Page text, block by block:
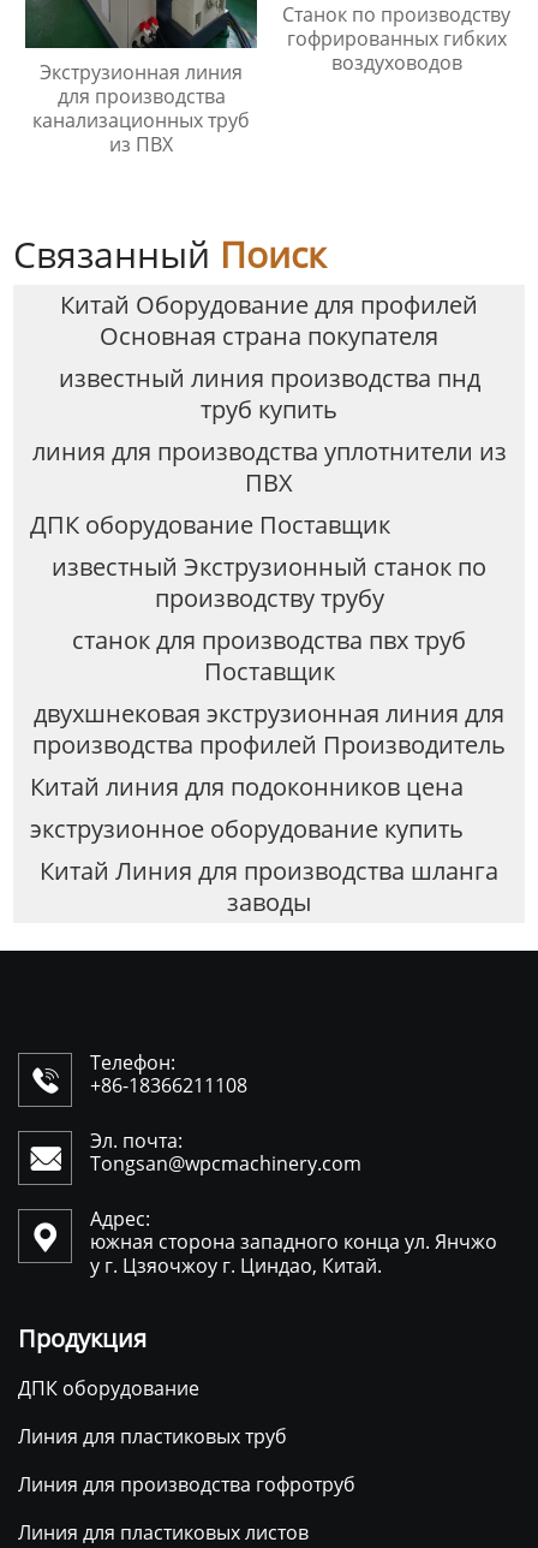
Экструзионная линия
для производства
канализационных труб
из ПВХ
Станок по производству
гофрированных гибких
воздуховодов
Связанный Поиск
Китай Оборудование для профилей
Основная страна покупателя
известный линия производства пнд
труб купить
линия для производства уплотнители из
ПВХ
ДПК оборудование Поставщик
известный Экструзионный станок по
производству трубу
станок для производства пвх труб
Поставщик
двухшнековая экструзионная линия для
производства профилей Производитель
Китай линия для подоконников цена
экструзионное оборудование купить
Китай Линия для производства шланга
заводы

Телефон:
+86-18366211108

Эл. почта:
Tongsan@wpcmachinery.com

Адрес:
южная сторона западного конца ул. Янчжо
у г. Цзяочжоу г. Циндао, Китай.
Продукция
ДПК оборудование
Линия для пластиковых труб
Линия для производства гофротруб
Линия для пластиковых листов